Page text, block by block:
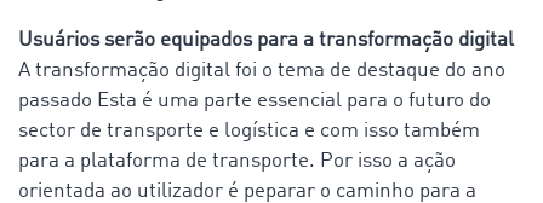
Usuários serão equipados para a transformação digital
A transformação digital foi o tema de destaque do ano
passado Esta é uma parte essencial para o futuro do
sector de transporte e logística e com isso também
para a plataforma de transporte. Por isso a ação
orientada ao utilizador é peparar o caminho para a